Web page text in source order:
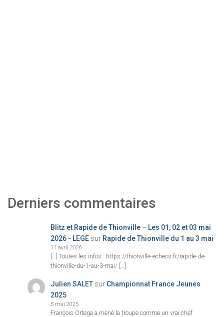
Derniers commentaires
Blitz et Rapide de Thionville – Les 01, 02 et 03 mai
2026 - LEGEsur Rapide de Thionville du 1 au 3 mai
11 avril 2026
[…] Toutes les infos : https://thionville-echecs.fr/rapide-de-
thionville-du-1-au-3-mai/ […]
Julien SALETsur Championnat France Jeunes
2025
5 mai 2025
François Ortega a mené la troupe comme un vrai chef